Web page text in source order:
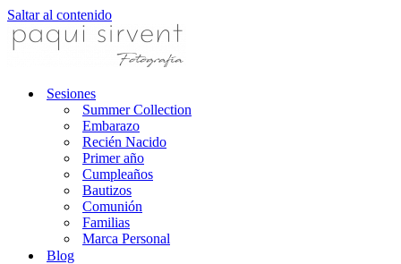
Saltar al contenido
Sesiones
Summer Collection
Embarazo
Recién Nacido
Primer año
Cumpleaños
Bautizos
Comunión
Familias
Marca Personal
Blog